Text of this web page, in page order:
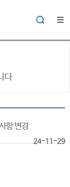
다
항 변경
24-11-29